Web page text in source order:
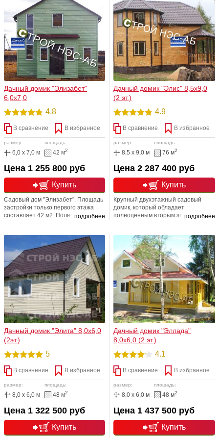
Дачный домик "Элизабет"
6,0х7,0
4.8
В сравнение В избранное
размер:
6,0 x 7,0 м
площадь:
42 м2
Купить
Цена 1 255 800 руб
подробнее
Садовый дом "Элизабет". Площадь
застройки только первого этажа
составляет 42 м2. Полностью
Дачный домик "Элис" 8,5х9,0
(2 эт.)
4.9
В сравнение В избранное
размер:
8,5 x 9,0 м
площадь:
76 м2
Купить
Цена 2 287 400 руб
подробнее
Крупный двухэтажный садовый
домик, который обладает
полноценным вторым этажом с
легкостью выделить несколько
функциональных зон. Места хватит
для отдыха, хоз.помещений, для
санузла.
Дачный домик "Элита" 8,0х6,0
(2эт.)
5
В сравнение В избранное
размер:
8,0 x 6,0 м
площадь:
48 м2
Купить
Цена 1 322 500 руб
Дачный домик "Эллада"
8,0х6,0 (2 эт.)
4.1
В сравнение В избранное
размер:
8,0 x 6,0 м
площадь:
48 м2
Купить
Цена 1 437 500 руб